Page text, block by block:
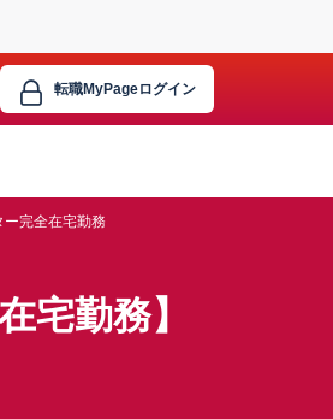
転職MyPageログイン
完全在宅勤務
宅勤務】